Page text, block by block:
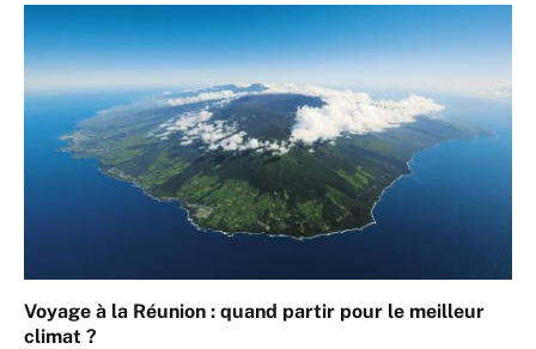
Voyage à la Réunion : quand partir pour le meilleur
climat ?